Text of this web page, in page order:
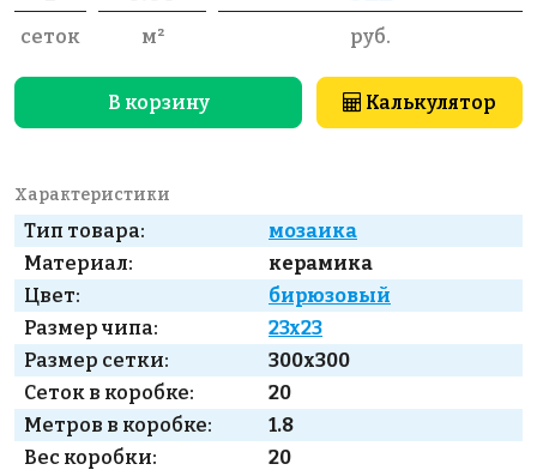
сеток м² руб.
В корзину Калькулятор
Характеристики
Тип товара:
мозаика
Материал:
керамика
Цвет:
бирюзовый
Размер чипа:
23x23
Размер сетки:
300x300
Сеток в коробке:
20
Метров в коробке:
1.8
Вес коробки:
20